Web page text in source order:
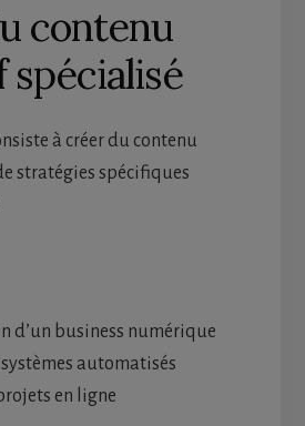
contenu
spécialisé
à créer du contenu
stratégies spécifiques
d’un business numérique
automatisés
en ligne